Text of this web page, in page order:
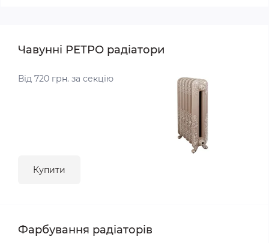
Чавунні РЕТРО радіатори
Від 720 грн. за секцію
Купити
Фарбування радіаторів